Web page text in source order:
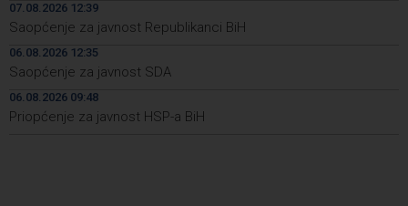
08:25
Podrška najmlađima: U Mostaru podijeljeno 50 ruksaka
sa školskim priborom
08:20
Etnofest Didak čuva hercegovačku tradiciju kroz
pjesmu, običaje i gastronomiju
07.08.2026 12:39
Saopćenje za javnost Republikanci BiH
06.08.2026 12:35
Saopćenje za javnost SDA
06.08.2026 09:48
Priopćenje za javnost HSP-a BiH